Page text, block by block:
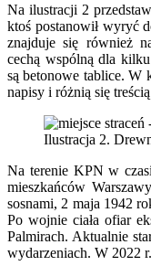
Na ilustracji 2
ktoś postanowił wyryć
znajduje się również
cechą wspólną dla
są betonowe tablice. W
napisy i różnią się
Ilustracja 2.
Na terenie KPN w
mieszkańców
sosnami, 2 maja 1942
Po wojnie ciała ofiar
Palmirach. Aktualnie
wydarzeniach. W 2022